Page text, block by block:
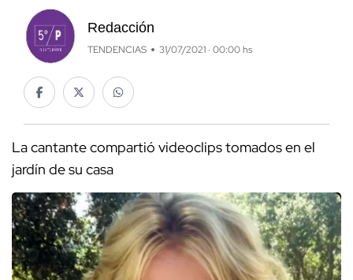
Redacción
TENDENCIAS 31/07/2021 · 00:00 hs
La cantante compartió videoclips tomados en el
jardín de su casa